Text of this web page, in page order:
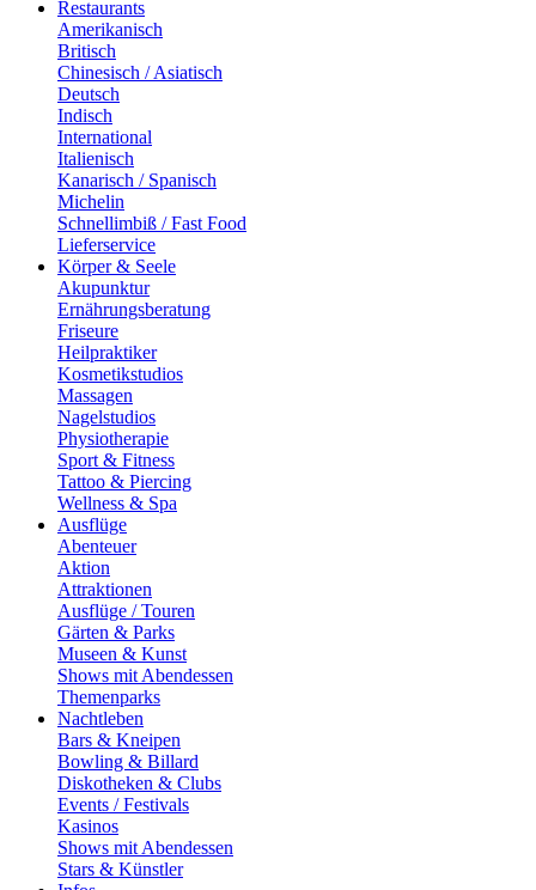
Restaurants
Amerikanisch
Britisch
Chinesisch / Asiatisch
Deutsch
Indisch
International
Italienisch
Kanarisch / Spanisch
Michelin
Schnellimbiß / Fast Food
Lieferservice
Körper & Seele
Akupunktur
Ernährungsberatung
Friseure
Heilpraktiker
Kosmetikstudios
Massagen
Nagelstudios
Physiotherapie
Sport & Fitness
Tattoo & Piercing
Wellness & Spa
Ausflüge
Abenteuer
Aktion
Attraktionen
Ausflüge / Touren
Gärten & Parks
Museen & Kunst
Shows mit Abendessen
Themenparks
Nachtleben
Bars & Kneipen
Bowling & Billard
Diskotheken & Clubs
Events / Festivals
Kasinos
Shows mit Abendessen
Stars & Künstler